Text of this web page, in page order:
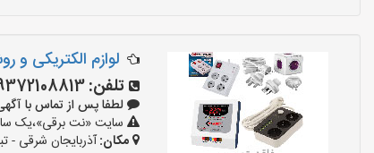
لوازم الکتریکی و
تلفن:
لطفا پس از تماس با آگهی
سایت «نت برقی»،یک
مکان:آذربایجان شرقی -